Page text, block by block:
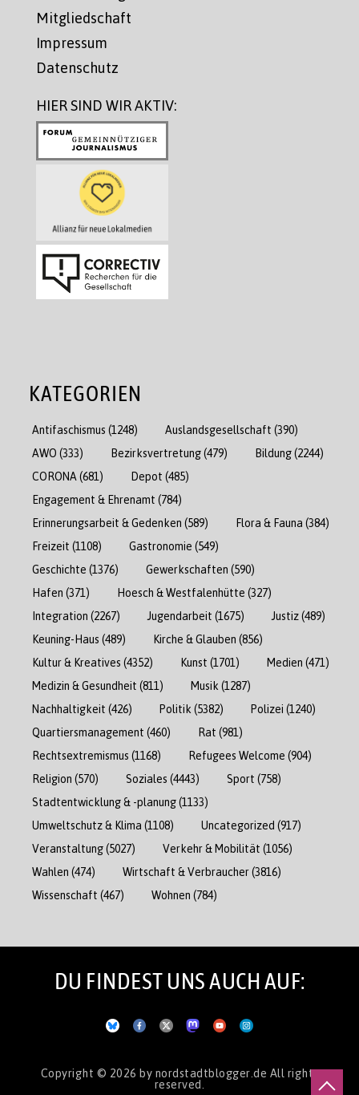
Mitgliedschaft
Impressum
Datenschutz
HIER SIND WIR AKTIV:
KATEGORIEN
Antifaschismus (1248) Auslandsgesellschaft (390)
AWO (333) Bezirksvertretung(479) Bildung(2244)
CORONA (681) Depot (485)
Engagement & Ehrenamt (784)
Erinnerungsarbeit & Gedenken (589) Flora & Fauna (384)
Freizeit (1108) Gastronomie (549)
Geschichte (1376) Gewerkschaften (590)
Hafen (371) Hoesch & Westfalenhütte (327)
Integration (2267) Jugendarbeit (1675) Justiz(489)
Keuning-Haus (489) Kirche & Glauben (856)
Kultur & Kreatives (4352) Kunst (1701) Medien (471)
Medizin & Gesundheit (811) Musik (1287)
Nachhaltigkeit (426) Politik (5382) Polizei (1240)
Quartiersmanagement (460) Rat (981)
Rechtsextremismus (1168) Refugees Welcome (904)
Religion (570) Soziales (4443) Sport (758)
Stadtentwicklung & -planung(1133)
Umweltschutz & Klima (1108) Uncategorized (917)
Veranstaltung(5027) Verkehr & Mobilität (1056)
Wahlen (474) Wirtschaft & Verbraucher(3816)
Wissenschaft (467) Wohnen (784)
DU FINDEST UNS AUCH AUF:
Copyright © 2026 by nordstadtblogger.de All rights
reserved.